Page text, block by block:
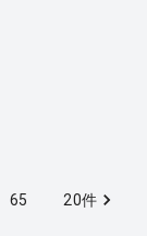
65